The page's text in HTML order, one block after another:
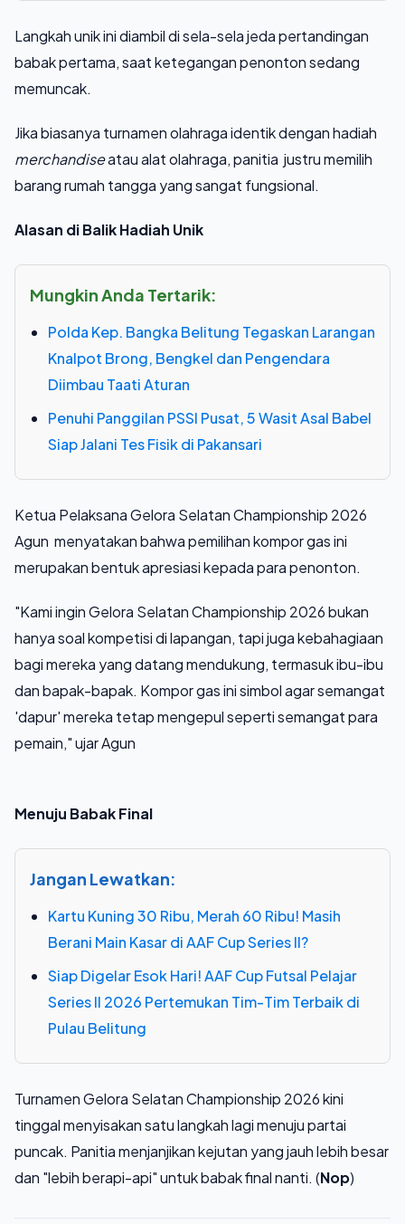
Langkah unik ini diambil di sela-sela jeda pertandingan
babak pertama, saat ketegangan penonton sedang
memuncak.
Jika biasanya turnamen olahraga identik dengan hadiah
merchandiseatau alat olahraga, panitia justru memilih
barang rumah tangga yang sangat fungsional.
Alasan di Balik Hadiah Unik
Mungkin Anda Tertarik:
Polda Kep. Bangka Belitung Tegaskan Larangan
Knalpot Brong, Bengkel dan Pengendara
Diimbau Taati Aturan
Penuhi Panggilan PSSI Pusat, 5 Wasit Asal Babel
Siap Jalani Tes Fisik di Pakansari
Ketua Pelaksana Gelora Selatan Championship 2026
Agun menyatakan bahwa pemilihan kompor gas ini
merupakan bentuk apresiasi kepada para penonton.
"Kami ingin Gelora Selatan Championship 2026 bukan
hanya soal kompetisi di lapangan, tapi juga kebahagiaan
bagi mereka yang datang mendukung, termasuk ibu-ibu
dan bapak-bapak. Kompor gas ini simbol agar semangat
'dapur' mereka tetap mengepul seperti semangat para
pemain," ujar Agun
Menuju Babak Final
Jangan Lewatkan:
Kartu Kuning 30 Ribu, Merah 60 Ribu! Masih
Berani Main Kasar di AAF Cup Series II?
Siap Digelar Esok Hari! AAF Cup Futsal Pelajar
Series II 2026 Pertemukan Tim-Tim Terbaik di
Pulau Belitung
Turnamen Gelora Selatan Championship 2026 kini
tinggal menyisakan satu langkah lagi menuju partai
puncak. Panitia menjanjikan kejutan yang jauh lebih besar
dan "lebih berapi-api" untuk babak final nanti. (Nop)